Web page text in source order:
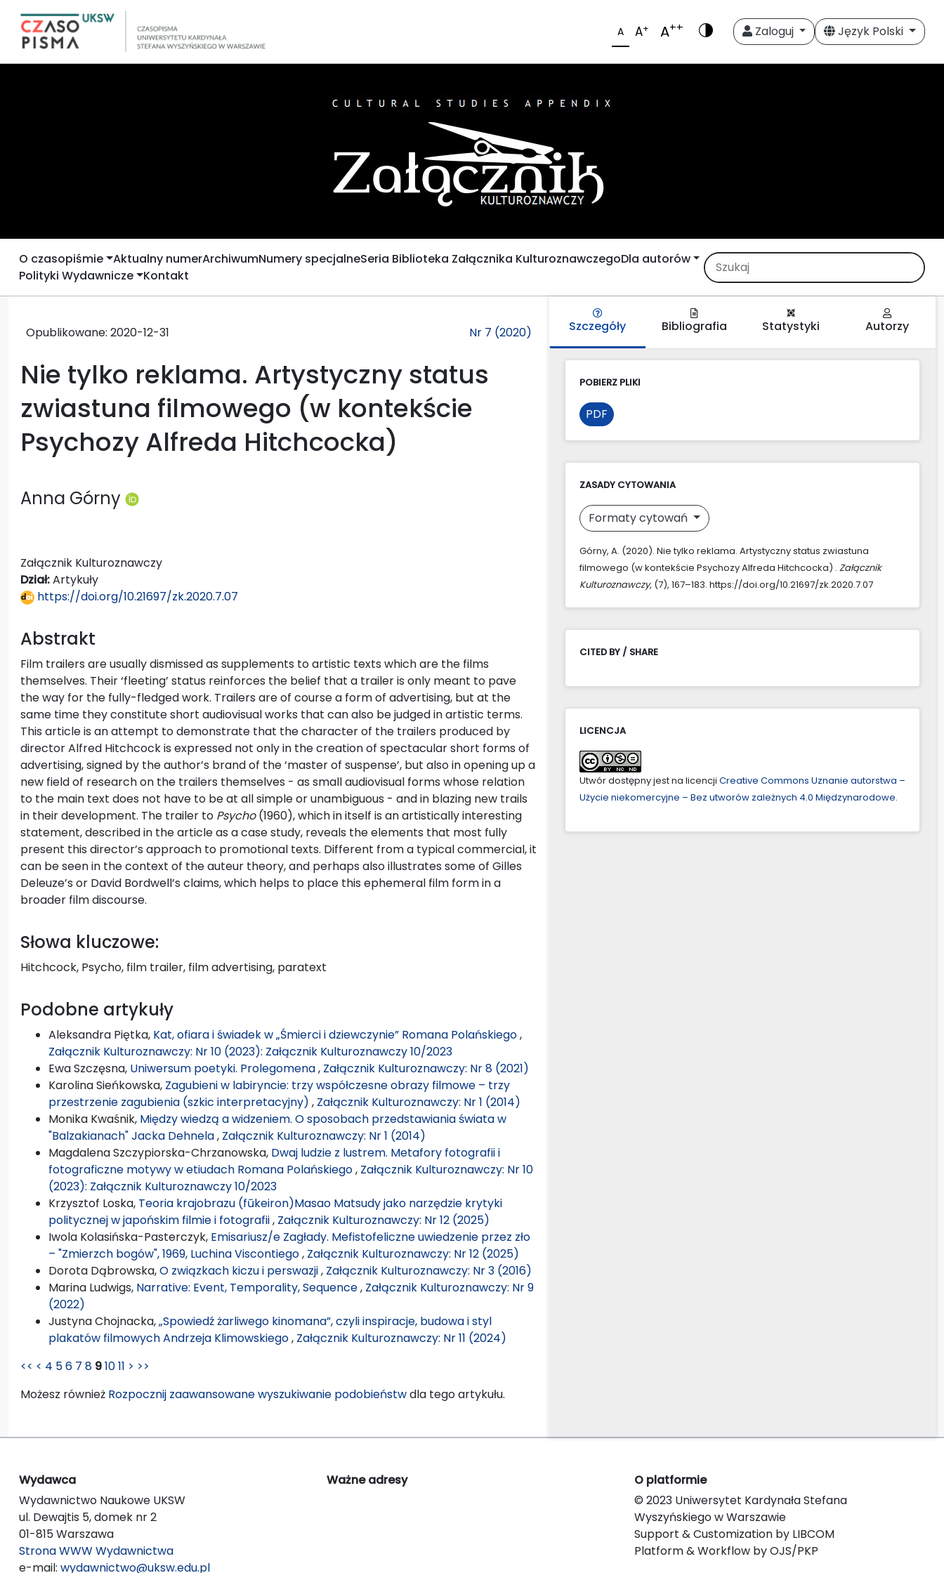
A A+ A++ Zaloguj Język Polski
O czasopiśmie Aktualny numerArchiwumNumery specjalneSeria Biblioteka Załącznika KulturoznawczegoDla autorów
Polityki Wydawnicze Kontakt
Opublikowane: 2020-12-31 Nr 7 (2020)
Nie tylko reklama. Artystyczny status
zwiastuna filmowego (w kontekście
Psychozy Alfreda Hitchcocka)
Anna Górny
Załącznik Kulturoznawczy
Dział:Artykuły
https://doi.org/10.21697/zk.2020.7.07
Abstrakt
Film trailers are usually dismissed as supplements to artistic texts which are the films
themselves. Their ‘fleeting’ status reinforces the belief that a trailer is only meant to pave
the way for the fully-fledged work. Trailers are of course a form of advertising, but at the
same time they constitute short audiovisual works that can also be judged in artistic terms.
This article is an attempt to demonstrate that the character of the trailers produced by
director Alfred Hitchcock is expressed not only in the creation of spectacular short forms of
advertising, signed by the author’s brand of the ‘master of suspense’, but also in opening up a
new field of research on the trailers themselves - as small audiovisual forms whose relation
to the main text does not have to be at all simple or unambiguous - and in blazing new trails
in their development. The trailer to Psycho(1960), which in itself is an artistically interesting
statement, described in the article as a case study, reveals the elements that most fully
present this director’s approach to promotional texts. Different from a typical commercial, it
can be seen in the context of the auteur theory, and perhaps also illustrates some of Gilles
Deleuze’s or David Bordwell’s claims, which helps to place this ephemeral film form in a
broader film discourse.
Słowa kluczowe:
Hitchcock, Psycho, film trailer, film advertising, paratext
Podobne artykuły
Aleksandra Piętka, Kat, ofiara i świadek w „Śmierci i dziewczynie” Romana Polańskiego,
Załącznik Kulturoznawczy: Nr 10 (2023): Załącznik Kulturoznawczy 10/2023
Ewa Szczęsna, Uniwersum poetyki. Prolegomena, Załącznik Kulturoznawczy: Nr 8 (2021)
Karolina Sieńkowska, Zagubieni w labiryncie: trzy współczesne obrazy filmowe – trzy
przestrzenie zagubienia (szkic interpretacyjny) , Załącznik Kulturoznawczy: Nr 1 (2014)
Monika Kwaśnik, Między wiedzą a widzeniem. O sposobach przedstawiania świata w
"Balzakianach" Jacka Dehnela, Załącznik Kulturoznawczy: Nr 1 (2014)
Magdalena Szczypiorska-Chrzanowska, Dwaj ludzie z lustrem. Metafory fotografii i
fotograficzne motywy w etiudach Romana Polańskiego, Załącznik Kulturoznawczy: Nr 10
(2023): Załącznik Kulturoznawczy 10/2023
Krzysztof Loska, Teoria krajobrazu (fūkeiron)Masao Matsudy jako narzędzie krytyki
politycznej w japońskim filmie i fotografii, Załącznik Kulturoznawczy: Nr 12 (2025)
Iwola Kolasińska-Pasterczyk, Emisariusz/e Zagłady. Mefistofeliczne uwiedzenie przez zło
– "Zmierzch bogów", 1969, Luchina Viscontiego, Załącznik Kulturoznawczy: Nr 12 (2025)
Dorota Dąbrowska,O związkach kiczu i perswazji, Załącznik Kulturoznawczy: Nr 3 (2016)
Marina Ludwigs, Narrative: Event, Temporality, Sequence, Załącznik Kulturoznawczy: Nr 9
(2022)
Justyna Chojnacka,„Spowiedź żarliwego kinomana”, czyli inspiracje, budowa i styl
plakatów filmowych Andrzeja Klimowskiego, Załącznik Kulturoznawczy: Nr 11 (2024)
<< < 4 56 7 8 91011 > >>
Możesz również Rozpocznij zaawansowane wyszukiwanie podobieństwdla tego artykułu.
Szczegóły Bibliografia Statystyki Autorzy
POBIERZ PLIKI
PDF
ZASADY CYTOWANIA
Formaty cytowań
Górny, A. (2020). Nie tylko reklama. Artystyczny status zwiastuna
filmowego (w kontekście Psychozy Alfreda Hitchcocka) . Załącznik
Kulturoznawczy, (7), 167–183. https://doi.org/10.21697/zk.2020.7.07
CITED BY / SHARE
LICENCJA
Utwór dostępny jest na licencji Creative Commons Uznanie autorstwa –
Użycie niekomercyjne – Bez utworów zależnych 4.0 Międzynarodowe.
Wydawca
Wydawnictwo Naukowe UKSW
ul. Dewajtis 5, domek nr 2
01-815 Warszawa
Strona WWW Wydawnictwa
e-mail: wydawnictwo@uksw.edu.pl
Ważne adresy
O platformie
© 2023 Uniwersytet Kardynała Stefana
Wyszyńskiego w Warszawie
Support & Customization by LIBCOM
Platform & Workflow by OJS/PKP